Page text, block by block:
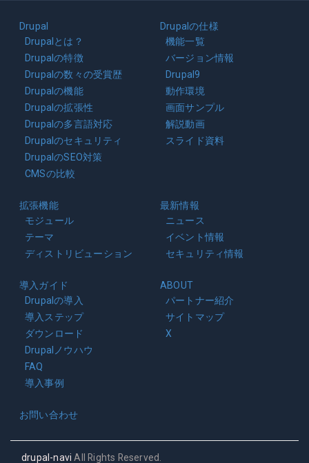
navigation
Drupal
Drupalとは？
Drupalの特徴
Drupalの数々の受賞歴
Drupalの機能
Drupalの拡張性
Drupalの多言語対応
Drupalのセキュリティ
DrupalのSEO対策
CMSの比較
Drupalの仕様
機能一覧
バージョン情報
Drupal9
動作環境
画面サンプル
解説動画
スライド資料
拡張機能
モジュール
テーマ
ディストリビューション
最新情報
ニュース
イベント情報
セキュリティ情報
導入ガイド
Drupalの導入
導入ステップ
ダウンロード
Drupalノウハウ
FAQ
導入事例
ABOUT
パートナー紹介
サイトマップ
X
お問い合わせ
drupal-navi All Rights Reserved.